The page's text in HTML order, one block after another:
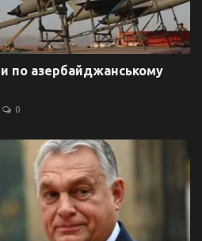
по азербайджанському
0